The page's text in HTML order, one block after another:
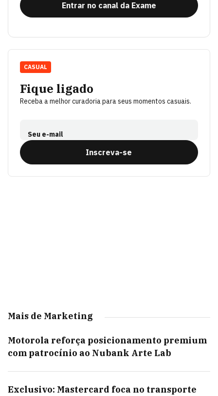
Entrar no canal da Exame
Fique ligado
Receba a melhor curadoria para seus momentos casuais.
Seu e-mail
Inscreva-se
CASUAL
Mais de Marketing
Motorola reforça posicionamento premium
com patrocínio ao Nubank Arte Lab
Exclusivo: Mastercard foca no transporte